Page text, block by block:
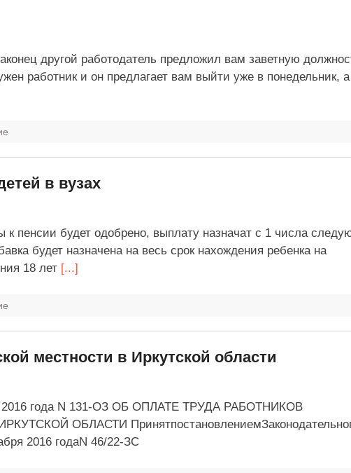
другой работодатель предложил вам заветную
работник и он предлагает вам выйти уже в понедельник,
в вузах
к пенсии будет одобрено, выплату назначат с 1 числа
будет назначена на весь срок нахождения ребенка на
18 лет [...]
местности в Иркутской области
года N 131-ОЗ ОБ ОПЛАТЕ ТРУДА РАБОТНИКОВ
ОБЛАСТИ
2016 годаN 46/22-ЗС